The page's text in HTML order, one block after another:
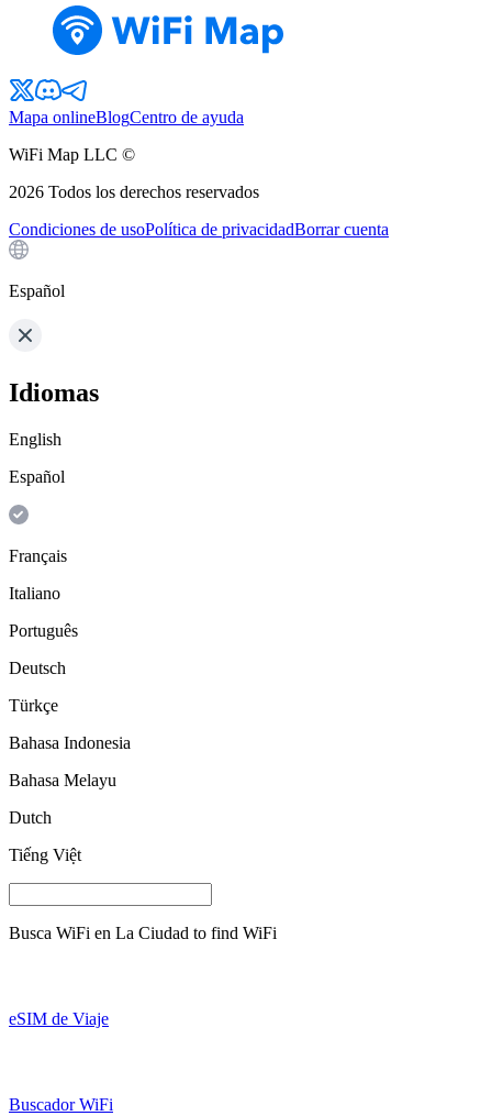
Mapa onlineBlogCentro de ayuda
WiFi Map LLC ©
2026 Todos los derechos reservados
Condiciones de usoPolítica de privacidadBorrar cuenta
Español
Idiomas
English
Español
Français
Italiano
Português
Deutsch
Türkçe
Bahasa Indonesia
Bahasa Melayu
Dutch
Tiếng Việt
Busca WiFi en La Ciudad to find WiFi
eSIM de Viaje
Buscador WiFi